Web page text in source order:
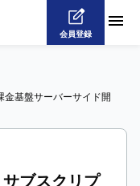
会員登録
金基盤サーバーサイド開
ブスクリプ